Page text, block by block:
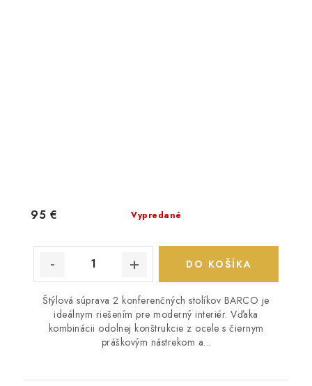
Vypredané
95 €
DO KOŠÍKA
Štýlová súprava 2 konferenčných stolíkov BARCO je
ideálnym riešením pre moderný interiér. Vďaka
kombinácii odolnej konštrukcie z ocele s čiernym
práškovým nástrekom a...